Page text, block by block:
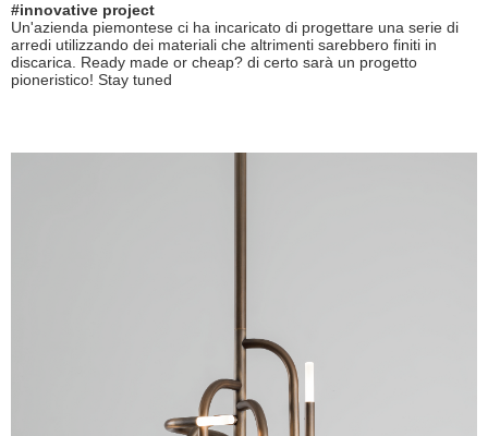
#innovative project
Un'azienda piemontese ci ha incaricato di progettare una serie di
arredi utilizzando dei materiali che altrimenti sarebbero finiti in
discarica. Ready made or cheap? di certo sarà un progetto
pioneristico! Stay tuned